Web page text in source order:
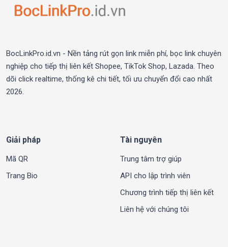
BocLinkPro.id.vn - Nền tảng rút gọn link miễn phí, bọc link chuyên
nghiệp cho tiếp thị liên kết Shopee, TikTok Shop, Lazada. Theo
dõi click realtime, thống kê chi tiết, tối ưu chuyển đổi cao nhất
2026.
Giải pháp
Mã QR
Trang Bio
Tài nguyên
Trung tâm trợ giúp
API cho lập trình viên
Chương trình tiếp thị liên kết
Liên hệ với chúng tôi